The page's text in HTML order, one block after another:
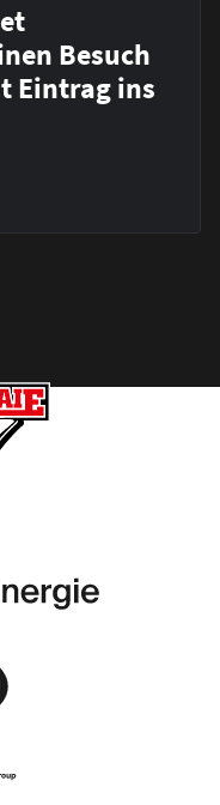
Besuch
Eintrag ins